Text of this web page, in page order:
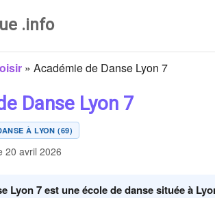
.info
» Académie de Danse Lyon 7
Danse Lyon 7
À LYON (69)
20 avril 2026
Lyon 7 est une école de danse située à